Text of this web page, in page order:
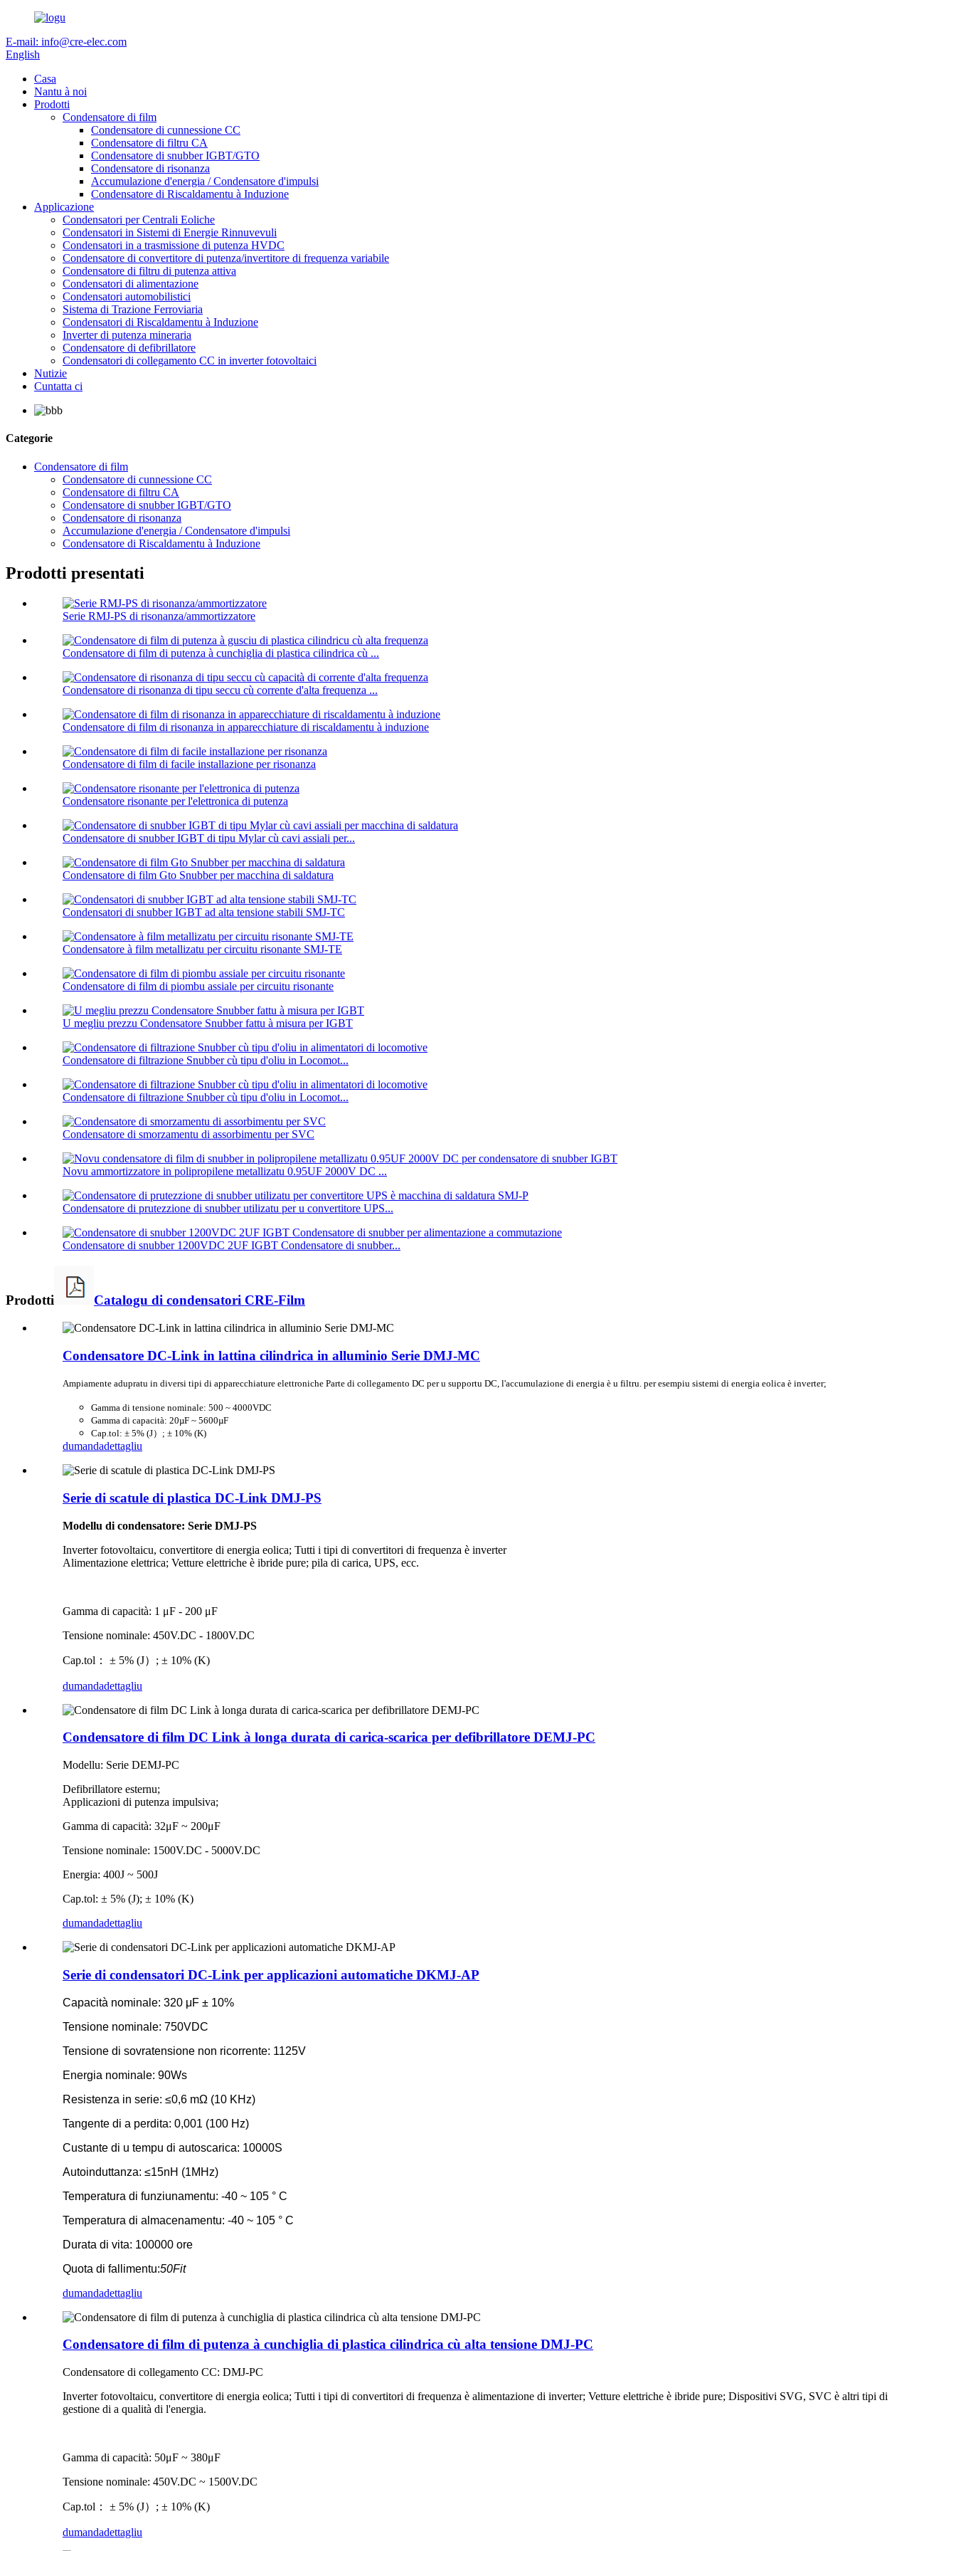
E-mail: info@cre-elec.com
English
Casa
Nantu à noi
Prodotti
Condensatore di film
Condensatore di cunnessione CC
Condensatore di filtru CA
Condensatore di snubber IGBT/GTO
Condensatore di risonanza
Accumulazione d'energia / Condensatore d'impulsi
Condensatore di Riscaldamentu à Induzione
Applicazione
Condensatori per Centrali Eoliche
Condensatori in Sistemi di Energie Rinnuvevuli
Condensatori in a trasmissione di putenza HVDC
Condensatore di convertitore di putenza/invertitore di frequenza variabile
Condensatore di filtru di putenza attiva
Condensatori di alimentazione
Condensatori automobilistici
Sistema di Trazione Ferroviaria
Condensatori di Riscaldamentu à Induzione
Inverter di putenza mineraria
Condensatore di defibrillatore
Condensatori di collegamento CC in inverter fotovoltaici
Nutizie
Cuntatta ci
Categorie
Condensatore di film
Condensatore di cunnessione CC
Condensatore di filtru CA
Condensatore di snubber IGBT/GTO
Condensatore di risonanza
Accumulazione d'energia / Condensatore d'impulsi
Condensatore di Riscaldamentu à Induzione
Prodotti presentati
Serie RMJ-PS di risonanza/ammortizzatore
Condensatore di film di putenza à cunchiglia di plastica cilindrica cù ...
Condensatore di risonanza di tipu seccu cù corrente d'alta frequenza ...
Condensatore di film di risonanza in apparecchiature di riscaldamentu à induzione
Condensatore di film di facile installazione per risonanza
Condensatore risonante per l'elettronica di putenza
Condensatore di snubber IGBT di tipu Mylar cù cavi assiali per...
Condensatore di film Gto Snubber per macchina di saldatura
Condensatori di snubber IGBT ad alta tensione stabili SMJ-TC
Condensatore à film metallizatu per circuitu risonante SMJ-TE
Condensatore di film di piombu assiale per circuitu risonante
U megliu prezzu Condensatore Snubber fattu à misura per IGBT
Condensatore di filtrazione Snubber cù tipu d'oliu in Locomot...
Condensatore di filtrazione Snubber cù tipu d'oliu in Locomot...
Condensatore di smorzamentu di assorbimentu per SVC
Novu ammortizzatore in polipropilene metallizatu 0.95UF 2000V DC ...
Condensatore di prutezzione di snubber utilizatu per u convertitore UPS...
Condensatore di snubber 1200VDC 2UF IGBT Condensatore di snubber...
Prodotti Catalogu di condensatori CRE-Film
Condensatore DC-Link in lattina cilindrica in alluminio Serie DMJ-MC
Ampiamente adupratu in diversi tipi di apparecchiature elettroniche Parte di collegamento DC per u supportu DC, l'accumulazione di energia è u filtru. per esempiu sistemi di energia eolica è inverter;
Gamma di tensione nominale: 500 ~ 4000VDC
Gamma di capacità: 20µF ~ 5600µF
Cap.tol: ± 5% (J）; ± 10% (K)
dumandadettagliu
Serie di scatule di plastica DC-Link DMJ-PS
Modellu di condensatore: Serie DMJ-PS
Inverter fotovoltaicu, convertitore di energia eolica; Tutti i tipi di convertitori di frequenza è inverter
Alimentazione elettrica; Vetture elettriche è ibride pure; pila di carica, UPS, ecc.
Gamma di capacità: 1 μF - 200 μF
Tensione nominale: 450V.DC - 1800V.DC
Cap.tol： ± 5% (J）; ± 10% (K)
dumandadettagliu
Condensatore di film DC Link à longa durata di carica-scarica per defibrillatore DEMJ-PC
Modellu: Serie DEMJ-PC
Defibrillatore esternu;
Applicazioni di putenza impulsiva;
Gamma di capacità: 32μF ~ 200μF
Tensione nominale: 1500V.DC - 5000V.DC
Energia: 400J ~ 500J
Cap.tol: ± 5% (J); ± 10% (K)
dumandadettagliu
Serie di condensatori DC-Link per applicazioni automatiche DKMJ-AP
Capacità nominale: 320 μF ± 10%
Tensione nominale: 750VDC
Tensione di sovratensione non ricorrente: 1125V
Energia nominale: 90Ws
Resistenza in serie: ≤0,6 mΩ (10 KHz)
Tangente di a perdita: 0,001 (100 Hz)
Custante di u tempu di autoscarica: 10000S
Autoinduttanza: ≤15nH (1MHz)
Temperatura di funziunamentu: -40 ~ 105 ° C
Temperatura di almacenamentu: -40 ~ 105 ° C
Durata di vita: 100000 ore
Quota di fallimentu:50Fit
dumandadettagliu
Condensatore di film di putenza à cunchiglia di plastica cilindrica cù alta tensione DMJ-PC
Condensatore di collegamento CC: DMJ-PC
Inverter fotovoltaicu, convertitore di energia eolica; Tutti i tipi di convertitori di frequenza è alimentazione di inverter; Vetture elettriche è ibride pure; Dispositivi SVG, SVC è altri tipi di
gestione di a qualità di l'energia.
Gamma di capacità: 50μF ~ 380μF
Tensione nominale: 450V.DC ~ 1500V.DC
Cap.tol： ± 5% (J）; ± 10% (K)
dumandadettagliu